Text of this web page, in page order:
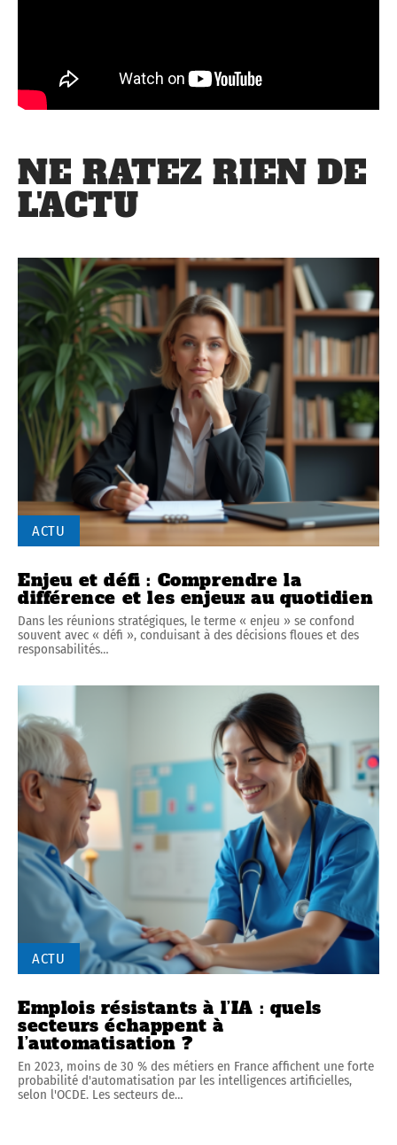
NE RATEZ RIEN DE
L'ACTU
ACTU
Enjeu et défi : Comprendre la
différence et les enjeux au quotidien
Dans les réunions stratégiques, le terme « enjeu » se confond
souvent avec « défi », conduisant à des décisions floues et des
responsabilités…
ACTU
Emplois résistants à l’IA : quels
secteurs échappent à
l’automatisation ?
En 2023, moins de 30 % des métiers en France affichent une forte
probabilité d'automatisation par les intelligences artificielles,
selon l'OCDE. Les secteurs de…